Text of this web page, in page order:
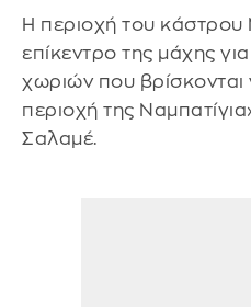
Η περιοχή του κάστρου
επίκεντρο της μάχης
χωριών που
περιοχή της
Σαλαμέ.